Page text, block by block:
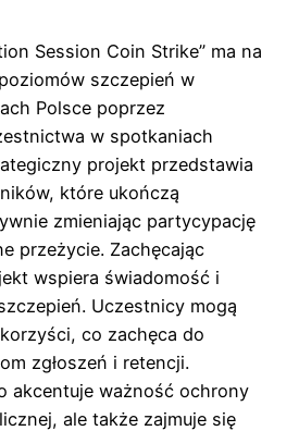
Session Coin Strike” ma na
szczepień w
Polsce poprzez
w spotkaniach
projekt przedstawia
które ukończą
zmieniając partycypację
przeżycie. Zachęcając
wspiera świadomość i
Uczestnicy mogą
co zachęca do
zgłoszeń i retencji.
akcentuje ważność ochrony
ale także zajmuje się